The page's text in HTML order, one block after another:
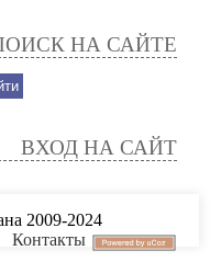
НА САЙТЕ
ВХОД НА САЙТ
2009-2024
Контакты